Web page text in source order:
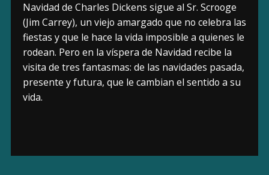
Navidad de Charles Dickens sigue al Sr. Scrooge
(Jim Carrey), un viejo amargado que no celebra las
fiestas y que le hace la vida imposible a quienes le
rodean. Pero en la víspera de Navidad recibe la
visita de tres fantasmas: de las navidades pasada,
presente y futura, que le cambian el sentido a su
vida.